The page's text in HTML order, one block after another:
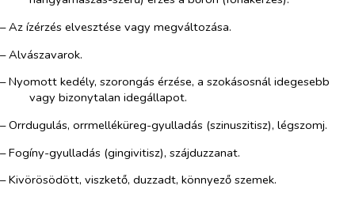
– Az ízérzés elvesztése vagy megváltozása.
– Alvászavarok.
– Nyomott kedély, szorongás érzése, a szokásosnál idegesebb
vagy bizonytalan idegállapot.
– Orrdugulás, orrmelléküreg-gyulladás (szinuszitisz), légszomj.
– Fogíny-gyulladás (gingivitisz), szájduzzanat.
– Kivörösödött, viszkető, duzzadt, könnyező szemek.